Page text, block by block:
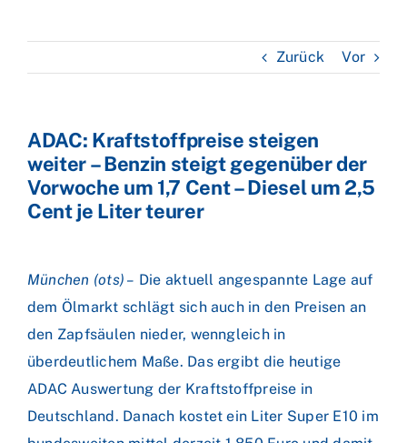
Zurück Vor
ADAC: Kraftstoffpreise steigen
weiter – Benzin steigt gegenüber der
Vorwoche um 1,7 Cent – Diesel um 2,5
Cent je Liter teurer
München (ots) – Die aktuell angespannte Lage auf
dem Ölmarkt schlägt sich auch in den Preisen an
den Zapfsäulen nieder, wenngleich in
überdeutlichem Maße. Das ergibt die heutige
ADAC Auswertung der Kraftstoffpreise in
Deutschland. Danach kostet ein Liter Super E10 im